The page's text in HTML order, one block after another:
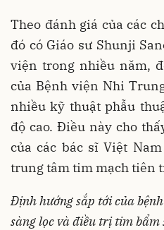
Theo đánh giá của các
đó có Giáo sư Shunji
viện trong nhiều năm,
của Bệnh viện Nhi
nhiều kỹ thuật phẫu
độ cao. Điều này cho
của các bác sĩ Việt
trung tâm tim mạch tiên
Định hướng sắp tới của
sàng lọc và điều trị tim bẩm